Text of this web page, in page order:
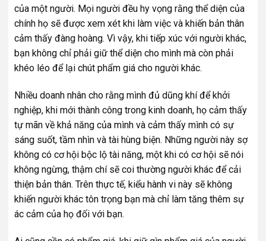
của một người. Mọi người đều hy vọng rằng thể diện của
chính họ sẽ được xem xét khi làm việc và khiến bản thân
cảm thấy đàng hoàng. Vì vậy, khi tiếp xúc với người khác,
bạn không chỉ phải giữ thể diện cho mình mà còn phải
khéo léo để lại chút phẩm giá cho người khác.
Nhiều doanh nhân cho rằng mình đủ dũng khí để khởi
nghiệp, khi mới thành công trong kinh doanh, họ cảm thấy
tự mãn về khả năng của mình và cảm thấy mình có sự
sáng suốt, tầm nhìn và tài hùng biện. Những người này sợ
không có cơ hội bộc lộ tài năng, một khi có cơ hội sẽ nói
không ngừng, thậm chí sẽ coi thường người khác để cải
thiện bản thân. Trên thực tế, kiểu hành vi này sẽ không
khiến người khác tôn trọng bạn mà chỉ làm tăng thêm sự
ác cảm của họ đối với bạn.